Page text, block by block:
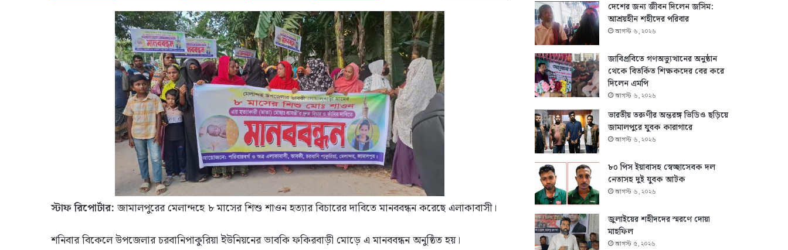
স্টাফ রিপোর্টার: জামালপুরের মেলান্দহে ৮ মাসের শিশু শাওন হত্যার বিচারের দাবিতে মানববন্ধন করেছে এলাকাবাসী।
শনিবার বিকেলে উপজেলার চরবানিপাকুরিয়া ইউনিয়নের ভাবকি ফকিরবাড়ী মোড়ে এ মানববন্ধন অনুষ্ঠিত হয়।
দেশের জন্য জীবন দিলেন জসিম:
আশ্রয়হীন শহীদের পরিবার
আগস্ট ৬, ২০২৬
জাবিপ্রবিতে গণঅভ্যুত্থানের অনুষ্ঠান
থেকে বিতর্কিত শিক্ষকদের বের করে
দিলেন এমপি
আগস্ট ৬, ২০২৬
ভারতীয় তরুণীর অন্তরঙ্গ ভিডিও ছড়িয়ে
জামালপুরে যুবক কারাগারে
আগস্ট ৬, ২০২৬
৮০ পিস ইয়াবাসহ স্বেচ্ছাসেবক দল
নেতাসহ দুই যুবক আটক
আগস্ট ৬, ২০২৬
জুলাইয়ের শহীদদের স্মরণে দোয়া
মাহফিল
আগস্ট ৫, ২০২৬